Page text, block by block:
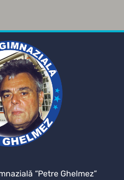
“Petre Ghelmez”